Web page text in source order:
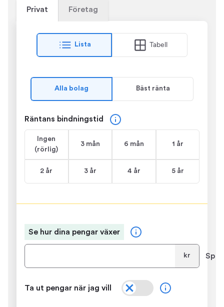
Privat Företag
Lista Tabell
Alla bolag Bäst ränta
Räntans bindningstid
Ingen
(rörlig)
3 mån 6 mån 1 år
2 år 3 år 4 år 5 år
Se hur dina pengar växer
kr
Ta ut pengar när jag vill